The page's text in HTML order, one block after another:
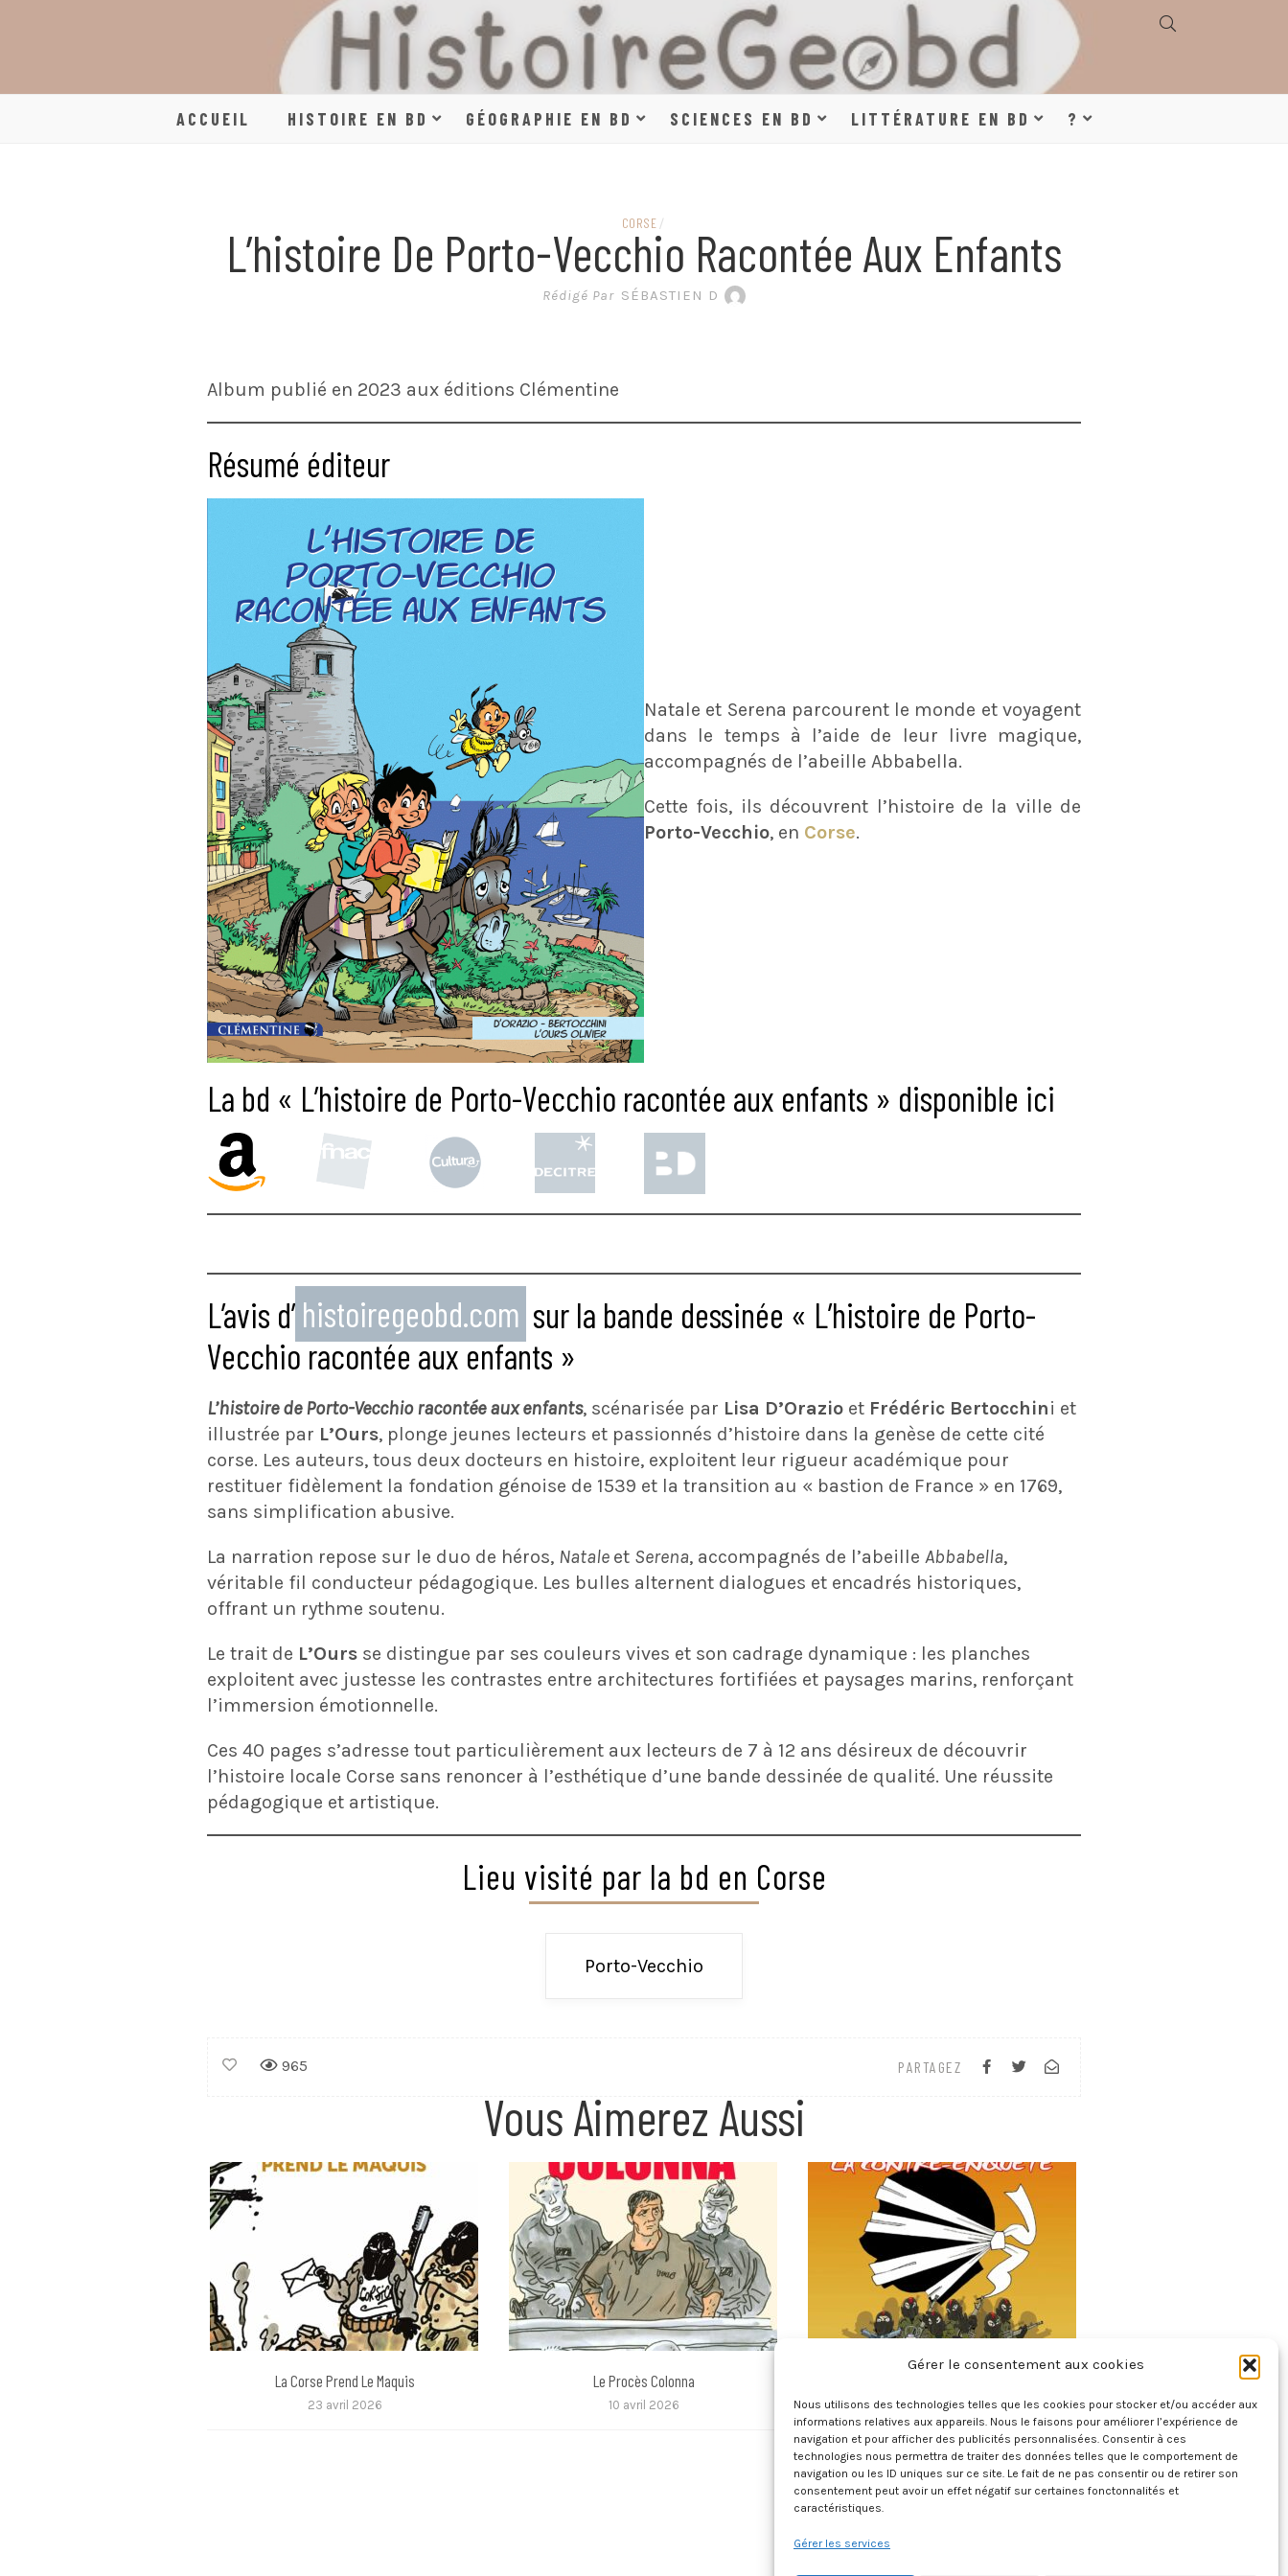
Gérer le consentement aux cookies
Nous utilisons des technologies telles que les cookies pour stocker et/ou accéder aux
informations relatives aux appareils. Nous le faisons pour améliorer l’expérience de
navigation et pour afficher des publicités personnalisées. Consentir à ces
technologies nous permettra de traiter des données telles que le comportement de
navigation ou les ID uniques sur ce site. Le fait de ne pas consentir ou de retirer son
consentement peut avoir un effet négatif sur certaines fonctonnalités et
caractéristiques.
Gérer les services
HISTOIRE, GÉOGRAPHIE,
SCIENCES, LITTÉRATURE
EN BANDE DESSINÉE
ACCUEIL HISTOIRE EN BD GÉOGRAPHIE EN BD SCIENCES EN BD LITTÉRATURE EN BD ?
CORSE /
L’histoire De Porto-Vecchio Racontée Aux Enfants
Rédigé Par SÉBASTIEN D
Album publié en 2023 aux éditions Clémentine
Résumé éditeur
Natale et Serena parcourent le monde et voyagent
dans le temps à l’aide de leur livre magique,
accompagnés de l’abeille Abbabella.
Cette fois, ils découvrent l’histoire de la ville de
Porto-Vecchio, en Corse.
La bd « L’histoire de Porto-Vecchio racontée aux enfants » disponible ici
L’avis d’ histoiregeobd.com sur la bande dessinée « L’histoire de Porto-
Vecchio racontée aux enfants »
L’histoire de Porto-Vecchio racontée aux enfants, scénarisée par Lisa D’Orazio et Frédéric Bertocchini et
illustrée par L’Ours, plonge jeunes lecteurs et passionnés d’histoire dans la genèse de cette cité
corse. Les auteurs, tous deux docteurs en histoire, exploitent leur rigueur académique pour
restituer fidèlement la fondation génoise de 1539 et la transition au « bastion de France » en 1769,
sans simplification abusive.
La narration repose sur le duo de héros, Natale et Serena, accompagnés de l’abeille Abbabella,
véritable fil conducteur pédagogique. Les bulles alternent dialogues et encadrés historiques,
offrant un rythme soutenu.
Le trait de L’Ours se distingue par ses couleurs vives et son cadrage dynamique : les planches
exploitent avec justesse les contrastes entre architectures fortifiées et paysages marins, renforçant
l’immersion émotionnelle.
Ces 40 pages s’adresse tout particulièrement aux lecteurs de 7 à 12 ans désireux de découvrir
l’histoire locale Corse sans renoncer à l’esthétique d’une bande dessinée de qualité. Une réussite
pédagogique et artistique.
Lieu visité par la bd en Corse
Porto-Vecchio
PARTAGEZ
965
Vous Aimerez Aussi
La Corse Prend Le Maquis
23 avril 2026
Le Procès Colonna
10 avril 2026 6 mars 2026